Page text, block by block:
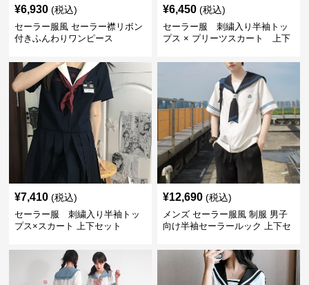
¥6,930 (税込)
セーラー服風 セーラー襟リボン
付きふんわりワンピース
¥6,450 (税込)
セーラー服 刺繍入り半袖トッ
プス × プリーツスカート 上下
¥7,410 (税込)
セーラー服 刺繍入り半袖トッ
プス×スカート 上下セット
¥12,690 (税込)
メンズ セーラー服風 制服 男子
向け半袖セーラールック 上下セ